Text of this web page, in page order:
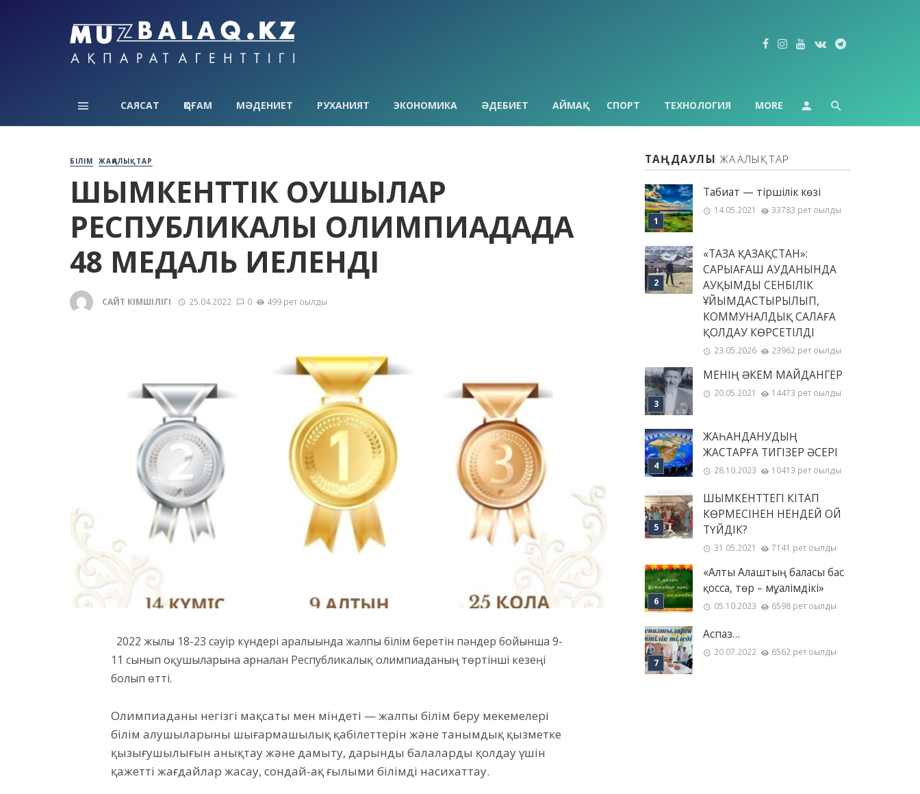
САЯСАТ ҚОҒАМ МӘДЕНИЕТ РУХАНИЯТ ЭКОНОМИКА ӘДЕБИЕТ АЙМАҚ СПОРТ ТЕХНОЛОГИЯ MORE
БІЛІМ ЖАҢАЛЫҚТАР
ШЫМКЕНТТІК ОҚУШЫЛАР
РЕСПУБЛИКАЛЫҚ ОЛИМПИАДАДА
48 МЕДАЛЬ ИЕЛЕНДІ
САЙТ ӘКІМШІЛІГІ 25.04.2022 0 499 рет оқылды
2022 жылғы 18-23 сәуір күндері аралығында жалпы білім беретін пәндер бойынша 9-
11 сынып оқушыларына арналған Республикалық олимпиаданың төртінші кезеңі
болып өтті.
Олимпиаданың негізгі мақсаты мен міндеті — жалпы білім беру мекемелері
білім алушыларының шығармашылық қабілеттерін және танымдық қызметке
қызығушылығын анықтау және дамыту, дарынды балаларды қолдау үшін
қажетті жағдайлар жасау, сондай-ақ ғылыми білімді насихаттау.
ТАҢДАУЛЫ ЖАҢАЛЫҚТАР
Табиғат — тіршілік көзі
14.05.2021 33783 рет оқылды
«ТАЗА ҚАЗАҚСТАН»:
САРЫАҒАШ АУДАНЫНДА
АУҚЫМДЫ СЕНБІЛІК
ҰЙЫМДАСТЫРЫЛЫП,
КОММУНАЛДЫҚ САЛАҒА
ҚОЛДАУ КӨРСЕТІЛДІ
23.05.2026 23962 рет оқылды
МЕНІҢ ƏКЕМ МАЙДАНГЕР
20.05.2021 14473 рет оқылды
ЖАҺАНДАНУДЫҢ
ЖАСТАРҒА ТИГІЗЕР ӘСЕРІ
28.10.2023 10413 рет оқылды
ШЫМКЕНТТЕГІ КІТАП
КӨРМЕСІНЕН НЕНДЕЙ ОЙ
ТҮЙДІК?
31.05.2021 7141 рет оқылды
«Алты Алаштың баласы бас
қосса, төр – мұғалімдікі»
05.10.2023 6598 рет оқылды
Аспаз…
20.07.2022 6562 рет оқылды